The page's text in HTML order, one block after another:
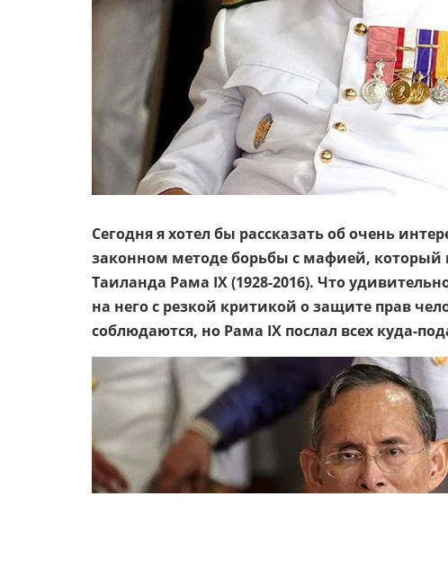
Сегодня я хотел бы рассказать об очень
законном методе борьбы с мафией, который
Таиланда Рама IX (1928-2016). Что
на него с резкой критикой о защите прав
соблюдаются, но Рама IX послал всех куда-